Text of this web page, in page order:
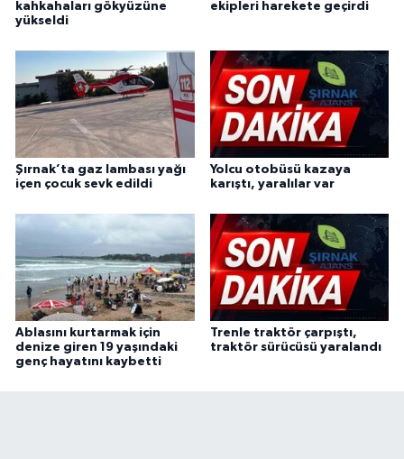
kahkahaları gökyüzüne
yükseldi
ekipleri harekete geçirdi
Şırnak’ta gaz lambası yağı
içen çocuk sevk edildi
Yolcu otobüsü kazaya
karıştı, yaralılar var
Ablasını kurtarmak için
denize giren 19 yaşındaki
genç hayatını kaybetti
Trenle traktör çarpıştı,
traktör sürücüsü yaralandı